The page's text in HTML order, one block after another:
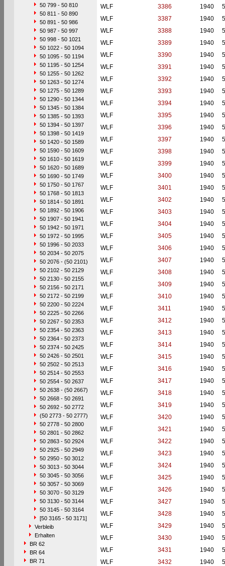
50 799 - 50 810
50 811 - 50 890
50 891 - 50 986
50 987 - 50 997
50 998 - 50 1021
50 1022 - 50 1094
50 1095 - 50 1194
50 1195 - 50 1254
50 1255 - 50 1262
50 1263 - 50 1274
50 1275 - 50 1289
50 1290 - 50 1344
50 1345 - 50 1384
50 1385 - 50 1393
50 1394 - 50 1397
50 1398 - 50 1419
50 1420 - 50 1589
50 1590 - 50 1609
50 1610 - 50 1619
50 1620 - 50 1689
50 1690 - 50 1749
50 1750 - 50 1767
50 1768 - 50 1813
50 1814 - 50 1891
50 1892 - 50 1906
50 1907 - 50 1941
50 1942 - 50 1971
50 1972 - 50 1995
50 1996 - 50 2033
50 2034 - 50 2075
50 2076 - (50 2101)
50 2102 - 50 2129
50 2130 - 50 2155
50 2156 - 50 2171
50 2172 - 50 2199
50 2200 - 50 2224
50 2225 - 50 2266
50 2267 - 50 2353
50 2354 - 50 2363
50 2364 - 50 2373
50 2374 - 50 2425
50 2426 - 50 2501
50 2502 - 50 2513
50 2514 - 50 2553
50 2554 - 50 2637
50 2638 - (50 2667)
50 2668 - 50 2691
50 2692 - 50 2772
(50 2773 - 50 2777)
50 2778 - 50 2800
50 2801 - 50 2862
50 2863 - 50 2924
50 2925 - 50 2949
50 2950 - 50 3012
50 3013 - 50 3044
50 3045 - 50 3056
50 3057 - 50 3069
50 3070 - 50 3129
50 3130 - 50 3144
50 3145 - 50 3164
[50 3165 - 50 3171]
Verbleib
Erhalten
BR 62
BR 64
BR 71
WLF
3386 1940
WLF
3387 1940
WLF
3388 1940
WLF
3389 1940
WLF
3390 1940
WLF
3391 1940
WLF
3392 1940
WLF
3393 1940
WLF
3394 1940
WLF
3395 1940
WLF
3396 1940
WLF
3397 1940
WLF
3398 1940
WLF
3399 1940
WLF
3400 1940
WLF
3401 1940
WLF
3402 1940
WLF
3403 1940
WLF
3404 1940
WLF
3405 1940
WLF
3406 1940
WLF
3407 1940
WLF
3408 1940
WLF
3409 1940
WLF
3410 1940
WLF
3411 1940
WLF
3412 1940
WLF
3413 1940
WLF
3414 1940
WLF
3415 1940
WLF
3416 1940
WLF
3417 1940
WLF
3418 1940
WLF
3419 1940
WLF
3420 1940
WLF
3421 1940
WLF
3422 1940
WLF
3423 1940
WLF
3424 1940
WLF
3425 1940
WLF
3426 1940
WLF
3427 1940
WLF
3428 1940
WLF
3429 1940
WLF
3430 1940
WLF
3431 1940
WLF
3432 1940